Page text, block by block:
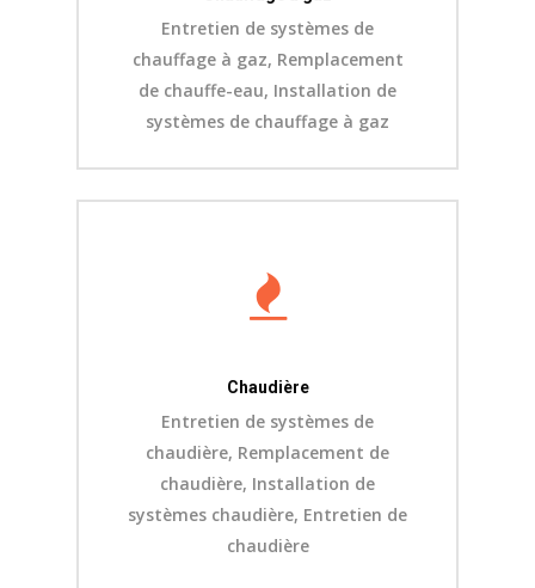
Entretien de systèmes de
chauffage à gaz, Remplacement
de chauffe-eau, Installation de
systèmes de chauffage à gaz
Chaudière
Entretien de systèmes de
chaudière, Remplacement de
chaudière, Installation de
systèmes chaudière, Entretien de
chaudière